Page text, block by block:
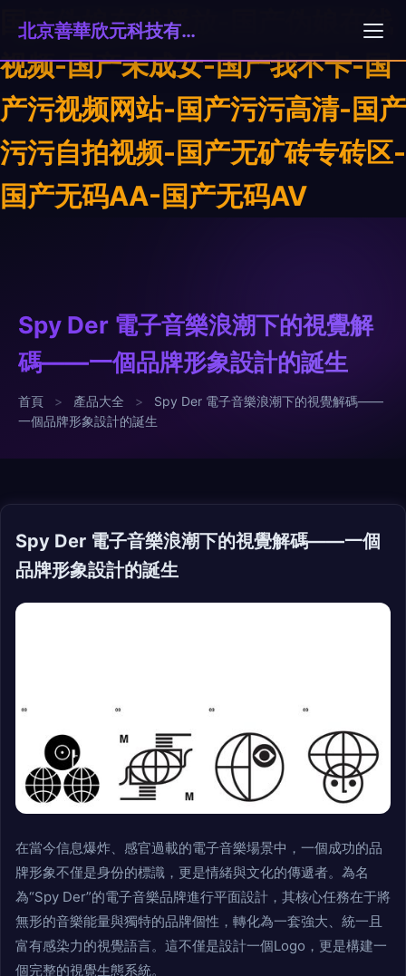
国产伪娘在线播放-国产伪娘在线
视频-国产未成女-国产我不卡-国
产污视频网站-国产污污高清-国产
污污自拍视频-国产无矿砖专砖区-
国产无码AA-国产无码AV
北京善華欣元科技有限公司
Spy Der 電子音樂浪潮下的視覺解
碼——一個品牌形象設計的誕生
首頁 > 產品大全 >
Spy Der 電子音樂浪潮下的視覺解碼——
一個品牌形象設計的誕生
Spy Der 電子音樂浪潮下的視覺解碼——一個
品牌形象設計的誕生
在當今信息爆炸、感官過載的電子音樂場景中，一個成功的品
牌形象不僅是身份的標識，更是情緒與文化的傳遞者。為名
為“Spy Der”的電子音樂品牌進行平面設計，其核心任務在于將
無形的音樂能量與獨特的品牌個性，轉化為一套強大、統一且
富有感染力的視覺語言。這不僅是設計一個Logo，更是構建一
個完整的視覺生態系統。